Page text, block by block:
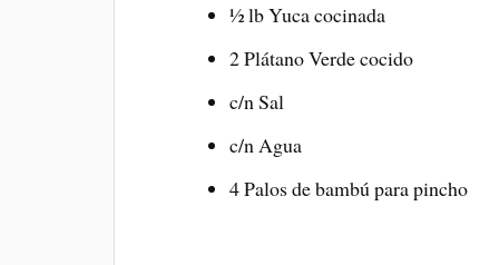
½ lb Yuca cocinada
2 Plátano Verde cocido
c/n Sal
c/n Agua
4 Palos de bambú para pincho